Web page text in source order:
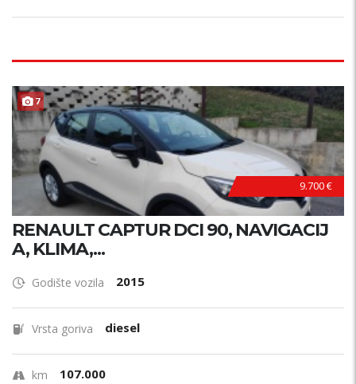
7
9.700 €
RENAULT CAPTUR DCI 90, NAVIGACIJ
A, KLIMA,...
Godište vozila 2015
Vrsta goriva diesel
km 107.000